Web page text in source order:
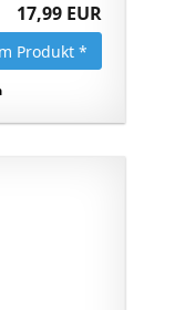
17,99 EUR
Produkt *